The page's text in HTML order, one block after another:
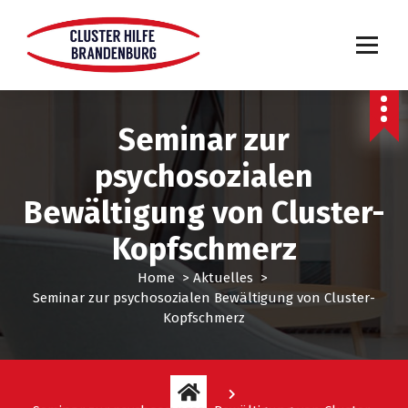
Seminar zur
psychosozialen
Bewältigung von Cluster-
Kopfschmerz
Home > Aktuelles >
Seminar zur psychosozialen Bewältigung von Cluster-
Kopfschmerz